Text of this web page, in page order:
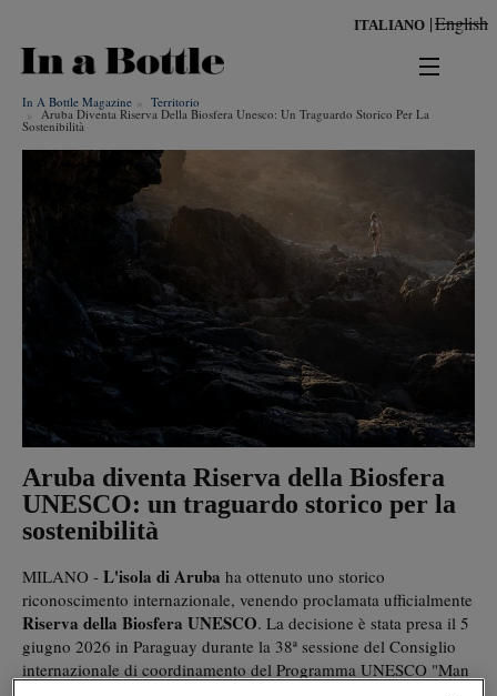
contenuto
ITALIANO English
Risultati per
news
ambiente
In A Bottle Magazine Territorio
Aruba Diventa Riserva Della Biosfera Unesco: Un Traguardo Storico Per La
Sostenibilità
Aruba diventa Riserva della Biosfera
UNESCO: un traguardo storico per la
sostenibilità
MILANO - L'isola di Aruba ha ottenuto uno storico
riconoscimento internazionale, venendo proclamata ufficialmente
Riserva della Biosfera UNESCO. La decisione è stata presa il 5
giugno 2026 in Paraguay durante la 38ª sessione del Consiglio
internazionale di coordinamento del Programma UNESCO "Man